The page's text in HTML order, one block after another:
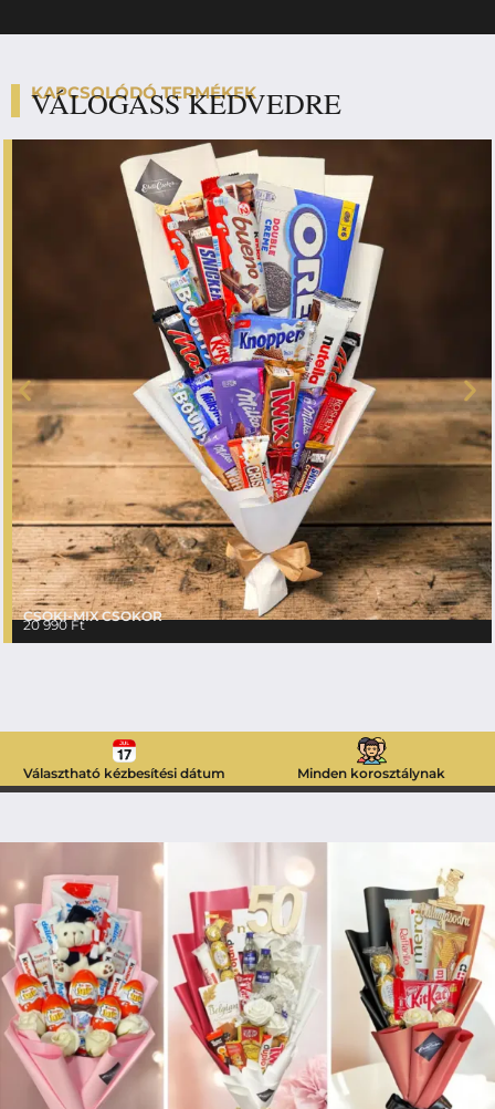
KAPCSOLÓDÓ TERMÉKEK
VÁLOGASS KEDVEDRE
CSOKI-MIX CSOKOR
20 990Ft
Választható kézbesítési dátum Minden korosztálynak